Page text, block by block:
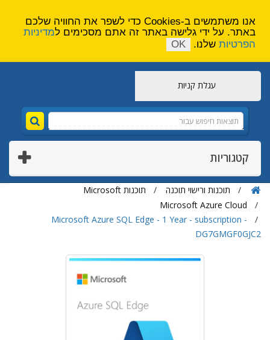
עגלת קניות
קטגוריות
תוכנות ורישוי תוכנה
תוכנות Microsoft
Microsoft Azure Cloud
Microsoft Azure SQL Edge - 1 Year - subscription -
DG7GMGF0GJC2
אנו משתמשים ב-Cookies כדי לשפר את החוויה שלכם
באתר. על ידי גלישה באתר זה אתם מסכימים למדיניות
הפרטיות שלנו. OK